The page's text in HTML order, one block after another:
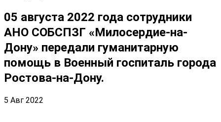
05 августа 2022 года сотрудники
АНО СОБСПЗГ «Милосердие-на-
Дону» передали гуманитарную
помощь в Военный госпиталь города
Ростова-на-Дону.
5 Авг 2022